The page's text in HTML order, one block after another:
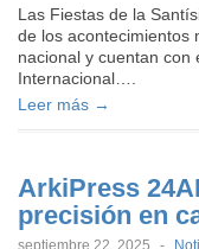
Las Fiestas de la
de los acontecimientos
nacional y cuentan con
Internacional….
Leer más →
ArkiPress
precisión en